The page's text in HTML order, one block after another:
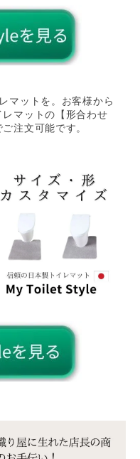
マットを。お客様から
マットの【形合わせ
注文可能です。